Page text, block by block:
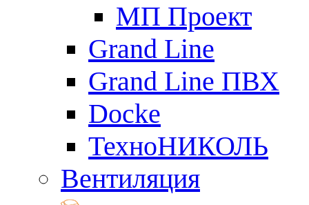
МП Проект
Grand Line
Grand Line ПВХ
Docke
ТехноНИКОЛЬ
Вентиляция